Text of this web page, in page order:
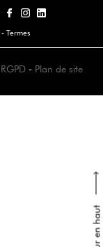
- Termes
RGPD - Plan de site